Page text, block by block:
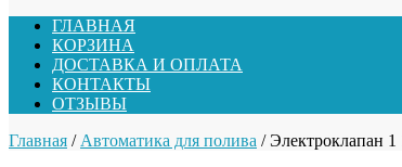
ГЛАВНАЯ
КОРЗИНА
ДОСТАВКА И ОПЛАТА
КОНТАКТЫ
ОТЗЫВЫ
Главная / Автоматика для полива / Электроклапан 1